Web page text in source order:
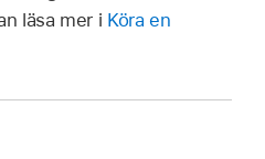
läsa mer i Köra en